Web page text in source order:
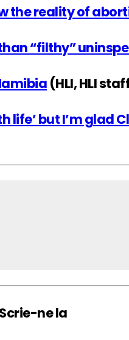
the reality of
“filthy”
(HLI, HLI
but I’m glad
ne la